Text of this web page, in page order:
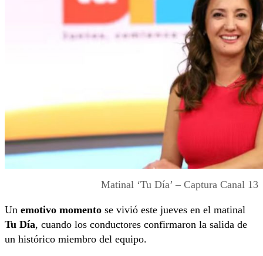
Matinal ‘Tu Día’ – Captura Canal 13
Un emotivo momento se vivió este jueves en el matinal
Tu Día, cuando los conductores confirmaron la salida de
un histórico miembro del equipo.